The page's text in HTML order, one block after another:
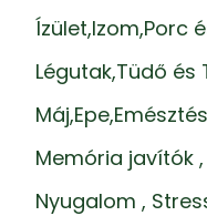
Ízület,Izom,Porc
Légutak,Tüdő
Memória javítók ,
Nyugalom ,